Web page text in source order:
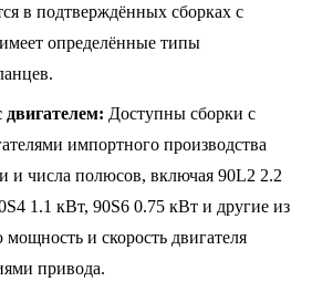
в подтверждённых сборках с
определённые типы
Доступны сборки с
импортного производства
и числа полюсов, включая 90L2 2.2
1.1 кВт, 90S6 0.75 кВт и другие из
и скорость двигателя
привода.